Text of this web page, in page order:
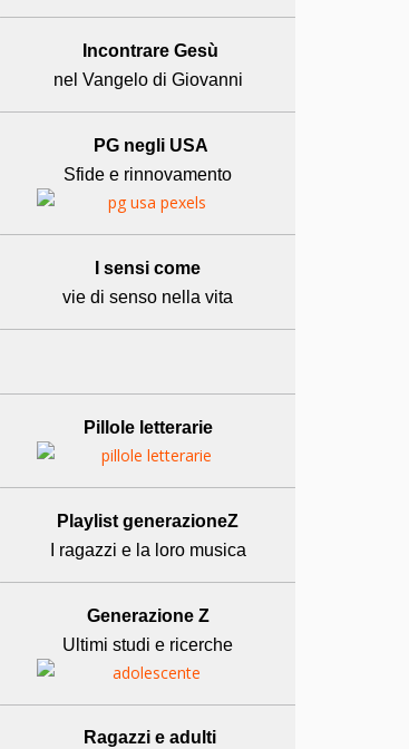
Incontrare Gesù
nel Vangelo di Giovanni
PG negli USA
Sfide e rinnovamento
I sensi come
vie di senso nella vita
Pillole letterarie
Playlist generazioneZ
I ragazzi e la loro musica
Generazione Z
Ultimi studi e ricerche
Ragazzi e adulti